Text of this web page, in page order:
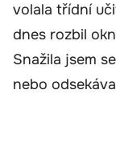
volala třídní
dnes rozbil
Snažila jsem
nebo